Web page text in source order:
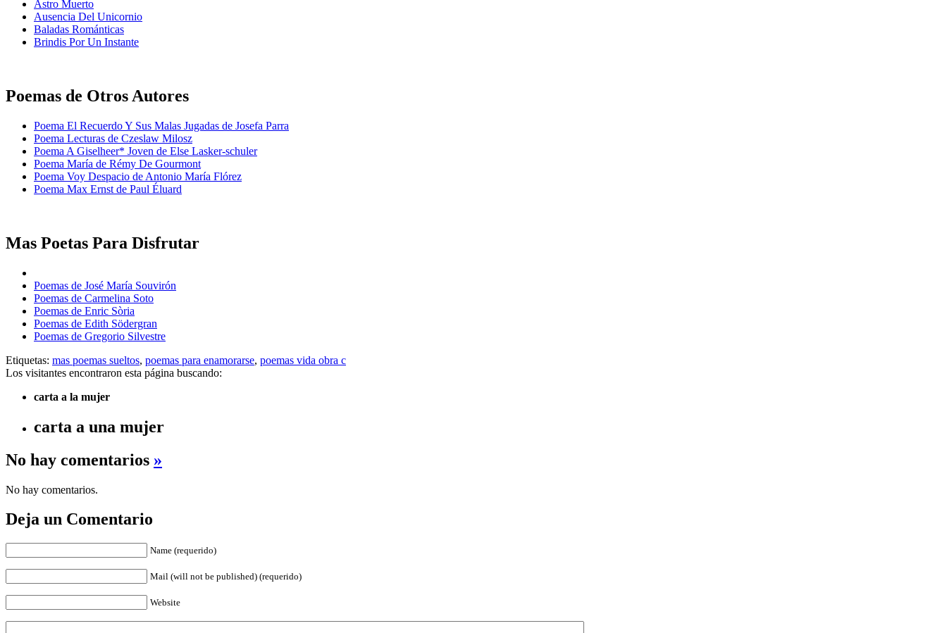
Astro Muerto
Ausencia Del Unicornio
Baladas Románticas
Brindis Por Un Instante
Poemas de Otros Autores
Poema El Recuerdo Y Sus Malas Jugadas de Josefa Parra
Poema Lecturas de Czeslaw Milosz
Poema A Giselheer* Joven de Else Lasker-schuler
Poema María de Rémy De Gourmont
Poema Voy Despacio de Antonio María Flórez
Poema Max Ernst de Paul Éluard
Mas Poetas Para Disfrutar
Poemas de José María Souvirón
Poemas de Carmelina Soto
Poemas de Enric Sòria
Poemas de Edith Södergran
Poemas de Gregorio Silvestre
Etiquetas: mas poemas sueltos, poemas para enamorarse, poemas vida obra c
Los visitantes encontraron esta página buscando:
carta a la mujer
carta a una mujer
No hay comentarios »
No hay comentarios.
Deja un Comentario
Name (requerido)
Mail (will not be published) (requerido)
Website